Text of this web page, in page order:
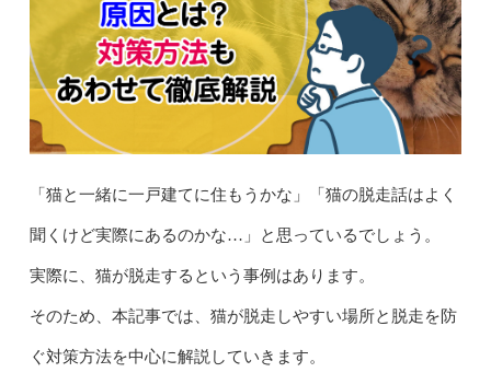
「猫と一緒に一戸建てに住もうかな」「猫の脱走話はよく
聞くけど実際にあるのかな…」と思っているでしょう。
実際に、猫が脱走するという事例はあります。
そのため、本記事では、猫が脱走しやすい場所と脱走を防
ぐ対策方法を中心に解説していきます。